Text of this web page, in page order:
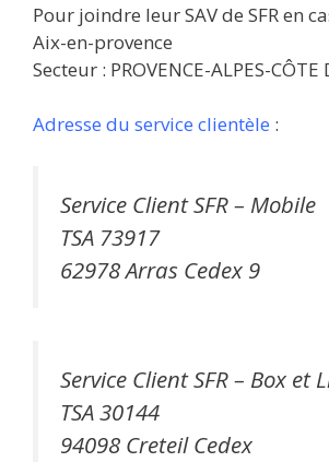
Pour joindre leur SAV de SFR en
Aix-en-provence
Secteur : PROVENCE-ALPES-CÔTE
Adresse du service clientèle :
Service Client SFR – Mobile
TSA 73917
62978 Arras Cedex 9
Service Client SFR – Box et
TSA 30144
94098 Creteil Cedex